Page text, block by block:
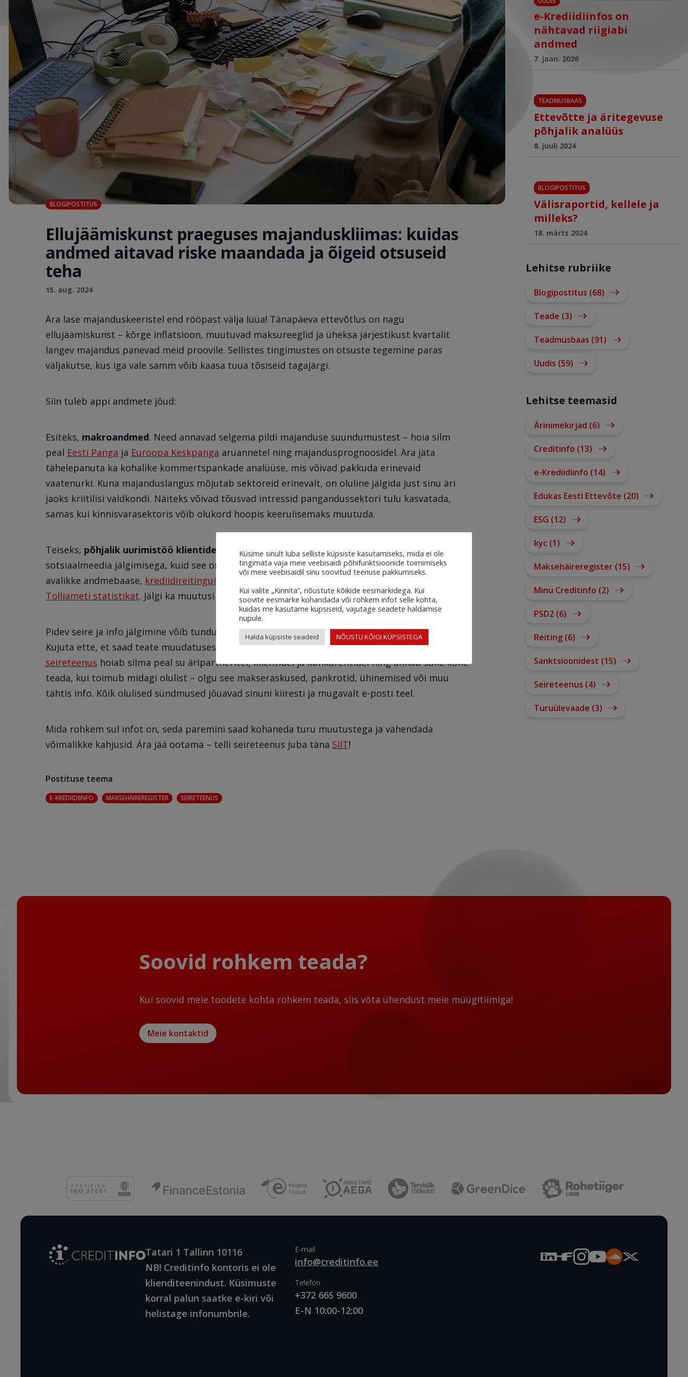
BLOGIPOSTITUS
Ellujäämiskunst praeguses majanduskliimas: kuidas
andmed aitavad riske maandada ja õigeid otsuseid
teha
15. aug. 2024
Ära lase majanduskeeristel end rööpast välja lüüa! Tänapäeva ettevõtlus on nagu
ellujäämiskunst – kõrge inflatsioon, muutuvad maksureeglid ja üheksa järjestikust kvartalit
langev majandus panevad meid proovile. Sellistes tingimustes on otsuste tegemine paras
väljakutse, kus iga vale samm võib kaasa tuua tõsiseid tagajärgi.
Siin tuleb appi andmete jõud:
Esiteks, makroandmed. Need annavad selgema pildi majanduse suundumustest – hoia silm
peal Eesti Panga ja Euroopa Keskpanga aruannetel ning majandusprognoosidel. Ära jäta
tähelepanuta ka kohalike kommertspankade analüüse, mis võivad pakkuda erinevaid
vaatenurki. Kuna majanduslangus mõjutab sektoreid erinevalt, on oluline jälgida just sinu äri
jaoks kriitilisi valdkondi. Näiteks võivad tõusvad intressid pangandussektori tulu kasvatada,
samas kui kinnisvarasektoris võib olukord hoopis keerulisemaks muutuda.
Teiseks, põhjalik uurimistöö klientide ja partnerite kohta. Alusta googeldamise ja
sotsiaalmeedia jälgimisega, kuid see on vaid algus – tõsisemate otsuste tegemiseks kasuta
avalikke andmebaase, krediidireitinguid ning
Tolliameti statistikat. Jälgi ka muutusi ettevõtete juhtkonnas ja omanikeringis.
Pidev seire ja info jälgimine võib tunduda tüütu käsitööna, aga selle saab sinu eest ära teha!
Kujuta ette, et saad teate muudatusest otse postkasti, ilma et peaksid ise midagi otsima! Meie
seireteenus hoiab silma peal su äripartneritel, klientidel ja konkurentidel ning annab sulle kohe
teada, kui toimub midagi olulist – olgu see makseraskused, pankrotid, ühinemised või muu
tähtis info. Kõik olulised sündmused jõuavad sinuni kiiresti ja mugavalt e-posti teel.
Mida rohkem sul infot on, seda paremini saad kohaneda turu muutustega ja vähendada
võimalikke kahjusid. Ära jää ootama – telli seireteenus juba täna SIIT!
Postituse teema
E-KREDIIDIINFO MAKSEHÄIREREGISTER SEIRETEENUS
e-Krediidiinfos on
nähtavad riigiabi
andmed
7. jaan. 2026
TEADMUSBAAS
Ettevõtte ja äritegevuse
põhjalik analüüs
8. juuli 2024
BLOGIPOSTITUS
Välisraportid, kellele ja
milleks?
18. märts 2024
Lehitse rubriike
Blogipostitus (68)
Teade (3)
Teadmusbaas (91)
Uudis (59)
Lehitse teemasid
Ärinimekirjad (6)
Creditinfo (13)
e-Krediidiinfo (14)
Edukas Eesti Ettevõte (20)
ESG (12)
kyc (1)
Maksehäireregister (15)
Minu Creditinfo (2)
PSD2 (6)
Reiting (6)
Sanktsioonidest (15)
Seireteenus (4)
Turuülevaade (3)
Soovid rohkem teada?
Kui soovid meie toodete kohta rohkem teada, siis võta ühendust meie müügitiimiga!
Meie kontaktid
Tatari 1 Tallinn 10116
NB! Creditinfo kontoris ei ole
klienditeenindust. Küsimuste
korral palun saatke e-kiri või
helistage infonumbrile.
E-mail
info@creditinfo.ee
Telefon
+372 665 9600
E-N 10:00-12:00
Küsime sinult luba selliste küpsiste kasutamiseks, mida ei ole
tingimata vaja meie veebisaidi põhifunktsioonide toimimiseks
või meie veebisaidil sinu soovitud teenuse pakkumiseks.
Kui valite „Kinnita“, nõustute kõikide eesmärkidega. Kui
soovite eesmärke kohandada või rohkem infot selle kohta,
kuidas me kasutame küpsiseid, vajutage seadete haldamise
nupule.
Halda küpsiste seadeid NÕUSTU KÕIGI KÜPSISTEGA